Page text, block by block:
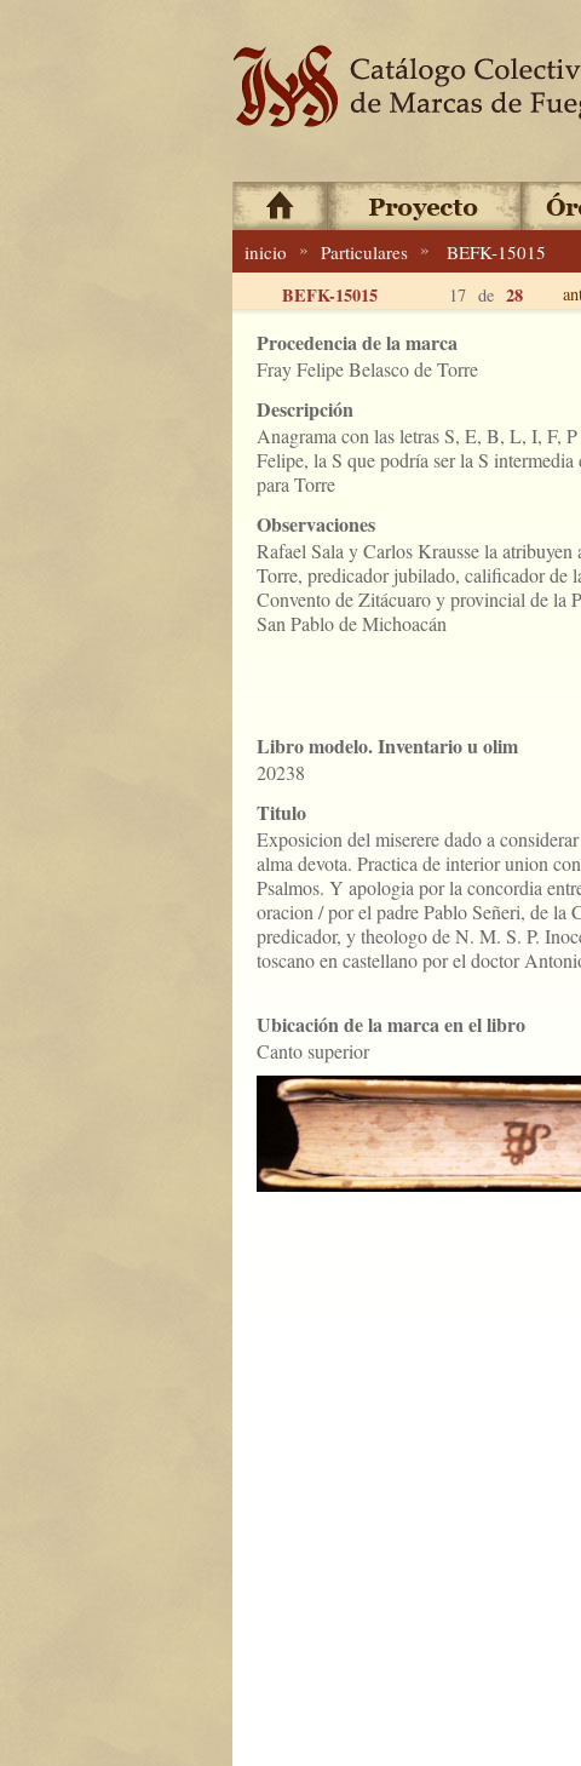
inicio » Particulares » BEFK-15015
BEFK-15015 17 de 28
Procedencia de la marca
Fray Felipe Belasco de Torre
Descripción
Anagrama con las letras S, E, B, L, I, F,
Felipe, la S que podría ser la S
para Torre
Observaciones
Rafael Sala y Carlos Krausse la
Torre, predicador jubilado, calificador de
Convento de Zitácuaro y provincial de la
San Pablo de Michoacán
Libro modelo. Inventario u olim
20238
Titulo
Exposicion del miserere dado a
alma devota. Practica de interior union
Psalmos. Y apologia por la concordia
oracion / por el padre Pablo Señeri, de la
predicador, y theologo de N. M. S. P.
toscano en castellano por el doctor
Ubicación de la marca en el libro
Canto superior